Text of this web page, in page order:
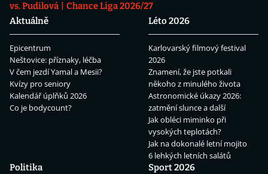
vs. Pudilová
Chance Liga 2026/27
Aktuálně
Epicentrum
Neštovice: příznaky, léčba
V čem jezdí Yamal a Mesii?
Kvízy pro seniory
Kalendář úplňků 2026
Co je bodycount?
Léto 2026
Karlovarský filmový festival
2026
Znamení, že jste potkali
někoho z minulého života
Astronomické úkazy 2026:
zatmění slunce a další
Jak obléci miminko při
vysokých teplotách?
Jak na dokonalé letní mojito
6 lehkých letních salátů
Politika
Sport 2026